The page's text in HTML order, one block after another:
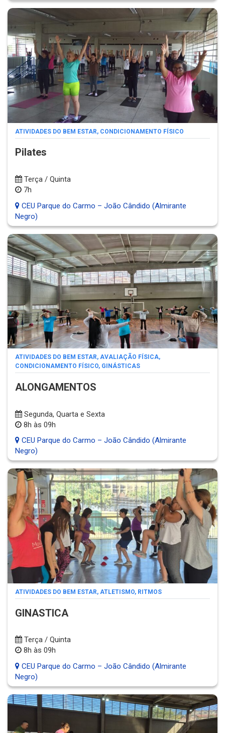
ATIVIDADES DO BEM ESTAR, CONDICIONAMENTO FÍSICO
Pilates
Terça / Quinta
7h
CEU Parque do Carmo – João Cândido (Almirante
Negro)
ATIVIDADES DO BEM ESTAR, AVALIAÇÃO FÍSICA,
CONDICIONAMENTO FÍSICO, GINÁSTICAS
ALONGAMENTOS
Segunda, Quarta e Sexta
8h às 09h
CEU Parque do Carmo – João Cândido (Almirante
Negro)
ATIVIDADES DO BEM ESTAR, ATLETISMO, RITMOS
GINASTICA
Terça / Quinta
8h às 09h
CEU Parque do Carmo – João Cândido (Almirante
Negro)